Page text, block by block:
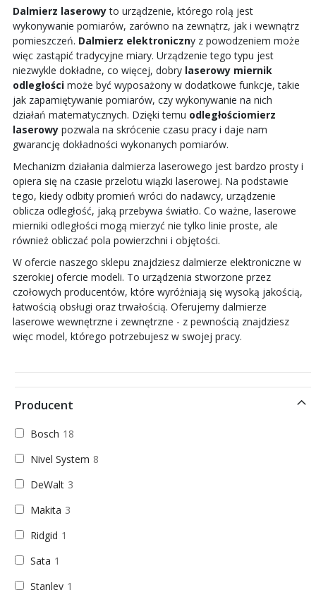
Dalmierz laserowyto urządzenie, którego rolą jest
wykonywanie pomiarów, zarówno na zewnątrz, jak i wewnątrz
pomieszczeń. Dalmierz elektroniczny z powodzeniem może
więc zastąpić tradycyjne miary. Urządzenie tego typu jest
niezwykle dokładne, co więcej, dobry laserowy miernik
odległościmoże być wyposażony w dodatkowe funkcje, takie
jak zapamiętywanie pomiarów, czy wykonywanie na nich
działań matematycznych. Dzięki temu odległościomierz
laserowypozwala na skrócenie czasu pracy i daje nam
gwarancję dokładności wykonanych pomiarów.
Mechanizm działania dalmierza laserowego jest bardzo prosty i
opiera się na czasie przelotu wiązki laserowej. Na podstawie
tego, kiedy odbity promień wróci do nadawcy, urządzenie
oblicza odległość, jaką przebywa światło. Co ważne, laserowe
mierniki odległości mogą mierzyć nie tylko linie proste, ale
również obliczać pola powierzchni i objętości.
W ofercie naszego sklepu znajdziesz dalmierze elektroniczne w
szerokiej ofercie modeli. To urządzenia stworzone przez
czołowych producentów, które wyróżniają się wysoką jakością,
łatwością obsługi oraz trwałością. Oferujemy dalmierze
laserowe wewnętrzne i zewnętrzne - z pewnością znajdziesz
więc model, którego potrzebujesz w swojej pracy.
Producent
Bosch 18
Nivel System 8
DeWalt 3
Makita 3
Ridgid 1
Sata 1
Stanley 1